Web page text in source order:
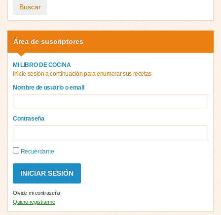
Buscar
Área de suscriptores
MI LIBRO DE COCINA
Inicie sesión a continuación para enumerar sus recetas
Nombre de usuario o email
Contraseña
Recuérdame
Olvide mi contraseña
Quiero registrarme